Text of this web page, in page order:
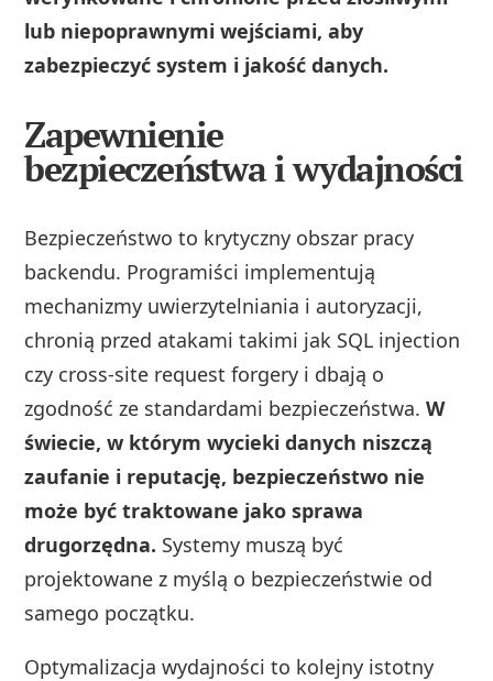
lub niepoprawnymi wejściami, aby
zabezpieczyć system i jakość danych.
Zapewnienie
bezpieczeństwa i wydajności
Bezpieczeństwo to krytyczny obszar pracy
backendu. Programiści implementują
mechanizmy uwierzytelniania i autoryzacji,
chronią przed atakami takimi jak SQL injection
czy cross-site request forgery i dbają o
zgodność ze standardami bezpieczeństwa.W
świecie, w którym wycieki danych niszczą
zaufanie i reputację, bezpieczeństwo nie
może być traktowane jako sprawa
drugorzędna. Systemy muszą być
projektowane z myślą o bezpieczeństwie od
samego początku.
Optymalizacja wydajności to kolejny istotny